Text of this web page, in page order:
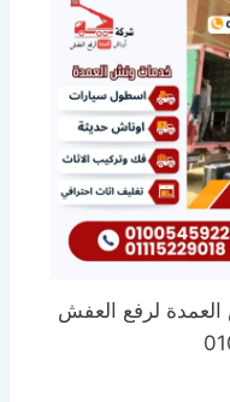
لرفع العفش